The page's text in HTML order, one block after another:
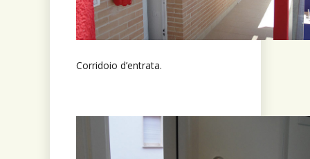
Corridoio d’entrata.